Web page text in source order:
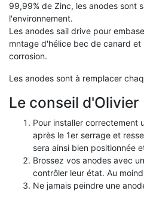
99,99% de Zinc, les anodes sont
l'environnement.
Les anodes sail drive pour
mntage d'hélice bec de canard
corrosion.
Les anodes sont à remplacer
Le conseil d'Olivier
Pour installer correctement
après le 1er serrage et
sera ainsi bien positionnée
Brossez vos anodes avec
contrôler leur état. Au
Ne jamais peindre une